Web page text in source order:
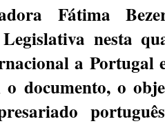
Fátima
Legislativa nesta
a Portugal
o documento, o